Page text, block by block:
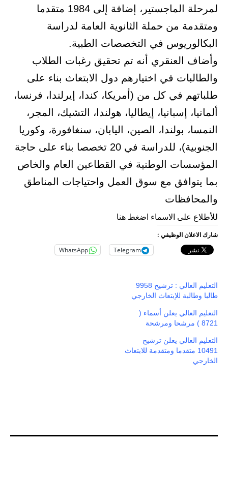
لمرحلة الماجستير، إضافة إلى 1984 متقدما
ومتقدمة من حملة الثانوية العامة لدراسة
البكالوريوس في التخصصات الطبية.
وأضاف العنقري أنه تم تحقيق رغبات الطلاب
والطالبات في اختيارهم دول الابتعاث بناء على
طلباتهم في كل من (أمريكا، كندا، إيرلندا، فرنسا،
ألمانيا، إسبانيا، إيطاليا، هولندا، التشيك، المجر،
النمسا، بولندا، الصين، اليابان، سنغافورة، وكوريا
الجنوبية)، للدراسة في 20 تخصصا بناء على حاجة
المؤسسات الوطنية في القطاعين العام والخاص
بما يتوافق مع سوق العمل واحتياجات المناطق
والمحافظات
للأطلاع على الاسماء اضغط هنا
شارك الاعلان الوظيفي :
Telegram
WhatsApp
التعليم العالي : ترشيح 9958
طالبا وطالبة للإبتعاث الخارجي
التعليم العالي يعلن أسماء (
8721 ) مرشحا ومرشحة
التعليم العالي يعلن ترشيح
10491 متقدما ومتقدمة للابتعاث
الخارجي